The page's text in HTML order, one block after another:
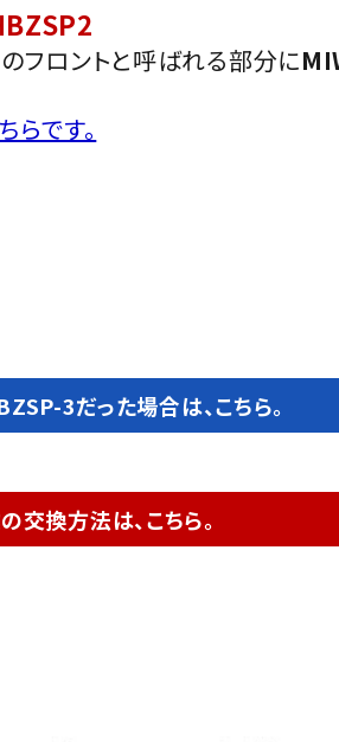
フロントと呼ばれる部分に
らです。
3だった場合は、こちら。
交換方法は、こちら。